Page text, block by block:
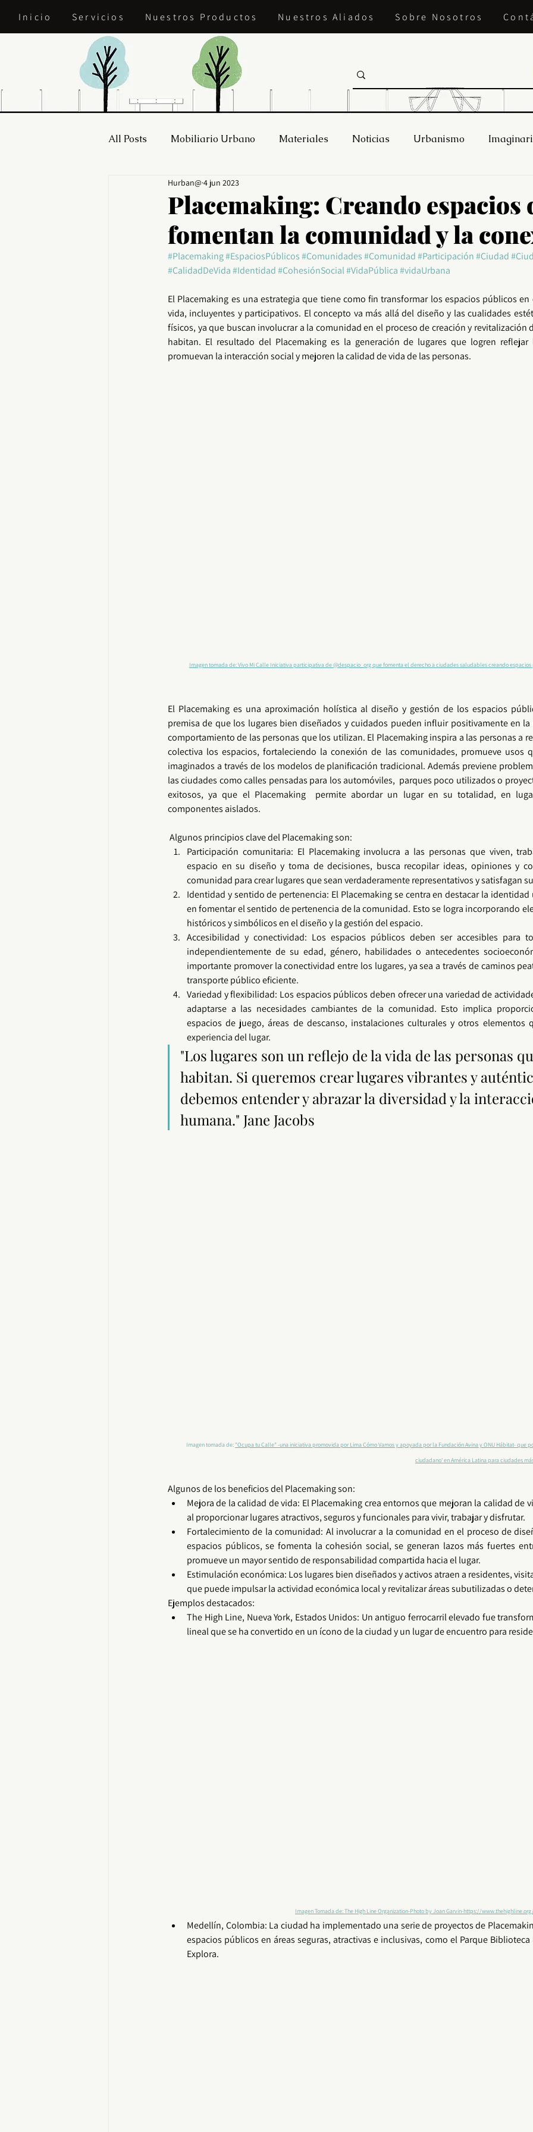
Inicio Servicios Nuestros Productos Nuestros Aliados Sobre Nosotros
All Posts Mobiliario Urbano Materiales Noticias Urbanismo
Placemaking: Creando espacios
fomentan la comunidad y la
Hurban@ 4 jun 2023
#Placemaking#EspaciosPúblicos#Comunidades#Comunidad#Participación#Ciudad
#CalidadDeVida#Identidad#CohesiónSocial#VidaPública#vidaUrbana
El Placemaking es una estrategia que tiene como fin transformar los espacios públicos en
vida, incluyentes y participativos. El concepto va más allá del diseño y las cualidades
físicos, ya que buscan involucrar a la comunidad en el proceso de creación y revitalización
habitan. El resultado del Placemaking es la generación de lugares que logren reflejar
promuevan la interacción social y mejoren la calidad de vida de las personas.
Imagen tomada de: Vivo Mi Calle Iniciativa participativa de @despacio_org que fomenta el derecho a ciudades saludables creando espacios
El Placemaking es una aproximación holística al diseño y gestión de los espacios
premisa de que los lugares bien diseñados y cuidados pueden influir positivamente en la
comportamiento de las personas que los utilizan. El Placemaking inspira a las personas a
colectiva los espacios, fortaleciendo la conexión de las comunidades, promueve usos
imaginados a través de los modelos de planificación tradicional. Además previene
las ciudades como calles pensadas para los automóviles,  parques poco utilizados o
exitosos, ya que el Placemaking
permite abordar un lugar en su totalidad, en
componentes aislados.
Algunos principios clave del Placemaking son:
Participación comunitaria: El Placemaking involucra a las personas que viven,
comunidad para crear lugares que sean verdaderamente representativos y satisfagan
Identidad y sentido de pertenencia: El Placemaking se centra en destacar la identidad
en fomentar el sentido de pertenencia de la comunidad. Esto se logra incorporando
históricos y simbólicos en el diseño y la gestión del espacio.
Accesibilidad y conectividad: Los espacios públicos deben ser accesibles para
independientemente de su edad, género, habilidades o antecedentes
importante promover la conectividad entre los lugares, ya sea a través de caminos
transporte público eficiente.
Variedad y flexibilidad: Los espacios públicos deben ofrecer una variedad de
adaptarse a las necesidades cambiantes de la comunidad. Esto implica
espacios de juego, áreas de descanso, instalaciones culturales y otros elementos
experiencia del lugar.
"Los lugares son un reflejo de la vida de las personas
habitan. Si queremos crear lugares vibrantes y
debemos entender y abrazar la diversidad y la
humana." Jane Jacobs
Imagen tomada de: "Ocupa tu Calle" -una iniciativa promovida por Lima Cómo Vamos y apoyada por la Fundación Avina y ONU Hábitat- que
ciudadano' en América Latina para ciudades
Algunos de los beneficios del Placemaking son:
Mejora de la calidad de vida: El Placemaking crea entornos que mejoran la calidad de
al proporcionar lugares atractivos, seguros y funcionales para vivir, trabajar y disfrutar.
Fortalecimiento de la comunidad: Al involucrar a la comunidad
espacios públicos, se fomenta la cohesión social, se generan lazos más fuertes
promueve un mayor sentido de responsabilidad compartida hacia el lugar.
Estimulación económica: Los lugares bien diseñados y activos atraen a residentes,
que puede impulsar la actividad económica local y revitalizar áreas subutilizadas o
Ejemplos destacados:
The High Line, Nueva York, Estados Unidos: Un antiguo ferrocarril elevado fue
lineal que se ha convertido en un ícono de la ciudad y un lugar de encuentro para
Imagen Tomada de: The High Line Organization-Photo by Joan Garvin-https://
Medellín, Colombia: La ciudad ha implementado una serie de proyectos de
espacios públicos en áreas seguras, atractivas e inclusivas, como el Parque Biblioteca
Explora.